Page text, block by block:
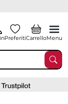
PreferitiCarrelloMenu